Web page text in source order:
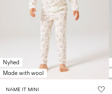
Nyhed
Made with wool
NAME IT MINI